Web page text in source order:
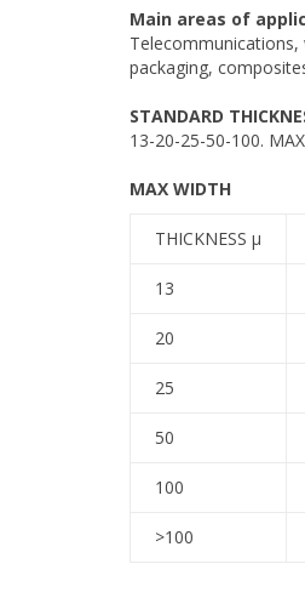
Main areas of
packaging,
STANDARD
13-20-25-50-100.
MAX WIDTH
THICKNESS µ
13
20
25
50
100
>100